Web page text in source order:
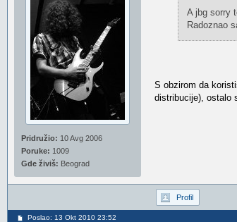
Pridružio: 10 Avg 2006
Poruke: 1009
Gde živiš: Beograd
A jbg sorry
Radoznao
S obzirom da
distribucije), ostalo
Profil
Poslao: 13 Okt 2010 23:52